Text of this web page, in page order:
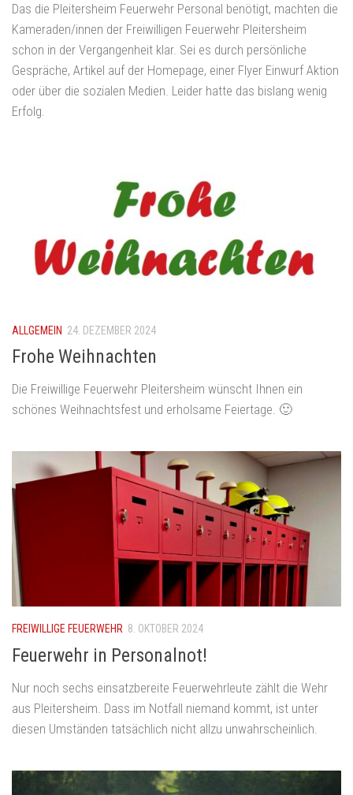
Das die Pleitersheim Feuerwehr Personal benötigt, machten die
Kameraden/innen der Freiwilligen Feuerwehr Pleitersheim
schon in der Vergangenheit klar. Sei es durch persönliche
Gespräche, Artikel auf der Homepage, einer Flyer Einwurf Aktion
oder über die sozialen Medien. Leider hatte das bislang wenig
Erfolg.
ALLGEMEIN 24. DEZEMBER 2024
Frohe Weihnachten
Die Freiwillige Feuerwehr Pleitersheim wünscht Ihnen ein
schönes Weihnachtsfest und erholsame Feiertage. 🙂
FREIWILLIGE FEUERWEHR 8. OKTOBER 2024
Feuerwehr in Personalnot!
Nur noch sechs einsatzbereite Feuerwehrleute zählt die Wehr
aus Pleitersheim. Dass im Notfall niemand kommt, ist unter
diesen Umständen tatsächlich nicht allzu unwahrscheinlich.